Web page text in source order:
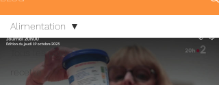
Tous les posts
recette
Alimentation